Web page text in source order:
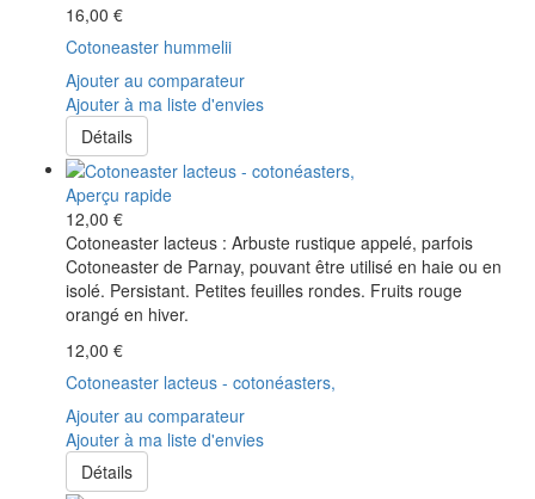
16,00 €
Cotoneaster hummelii
Ajouter au comparateur
Ajouter à ma liste d'envies
Détails
Aperçu rapide
12,00 €
Cotoneaster lacteus : Arbuste rustique appelé, parfois
Cotoneaster de Parnay, pouvant être utilisé en haie ou en
isolé. Persistant. Petites feuilles rondes. Fruits rouge
orangé en hiver.
12,00 €
Cotoneaster lacteus - cotonéasters,
Ajouter au comparateur
Ajouter à ma liste d'envies
Détails